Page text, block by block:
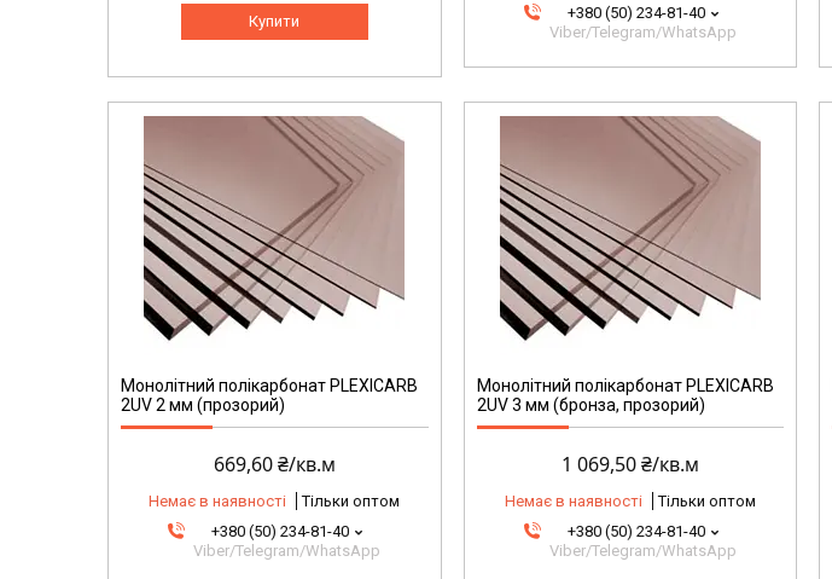
Купити
+380 (50) 234-81-40
Viber/Telegram/WhatsApp
Монолітний полікарбонат PLEXICARB
2UV 2 мм (прозорий)
669,60 ₴/кв.м
Немає в наявності
Тільки оптом
+380 (50) 234-81-40
Viber/Telegram/WhatsApp
Монолітний полікарбонат PLEXICARB
2UV 3 мм (бронза, прозорий)
1 069,50 ₴/кв.м
Немає в наявності
Тільки оптом
+380 (50) 234-81-40
Viber/Telegram/WhatsApp